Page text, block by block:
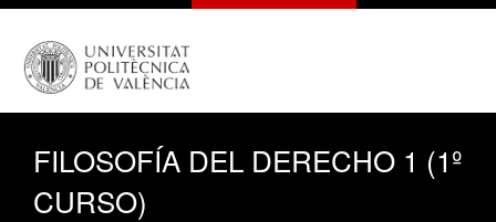
FILOSOFÍA DEL DERECHO 1 (1º
CURSO)